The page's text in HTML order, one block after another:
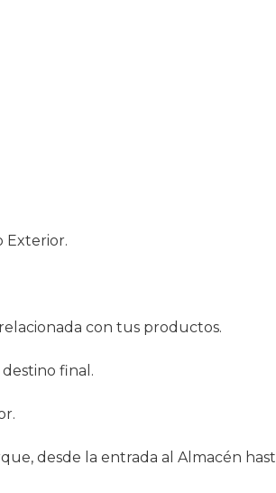
Exterior.
con tus productos.
final.
desde la entrada al Almacén